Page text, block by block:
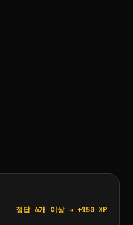
정답 6개 이상 → +150 XP